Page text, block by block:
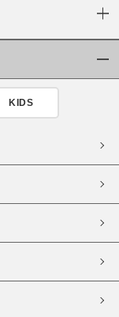
予約商品
なし含む
KIDS